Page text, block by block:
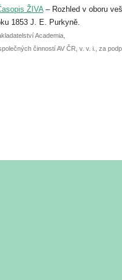
přihlášené přednášky nebo
je už 30. června.
ŽIVA– Rozhled v oboru
1853 J. E. Purkyně.
Academia,
činností AV ČR, v. v. i., za